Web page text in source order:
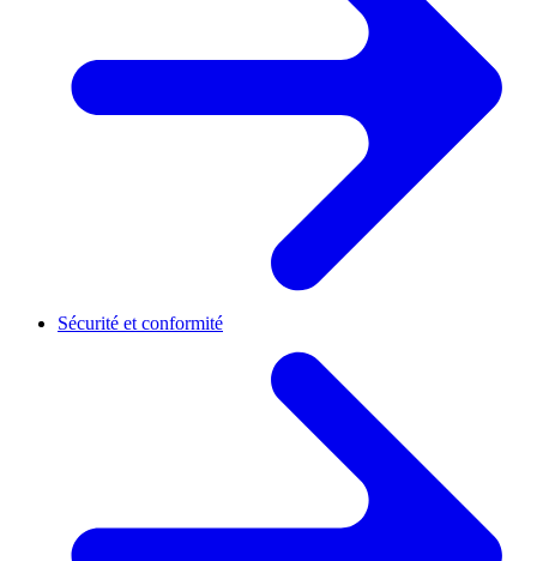
Sécurité et conformité